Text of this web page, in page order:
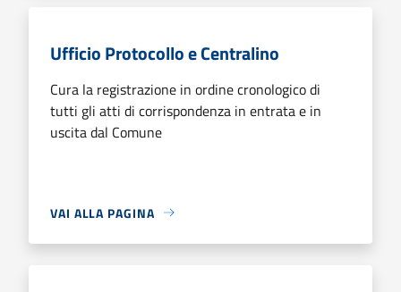
Ufficio Protocollo e Centralino
Cura la registrazione in ordine cronologico di
tutti gli atti di corrispondenza in entrata e in
uscita dal Comune
VAI ALLA PAGINA